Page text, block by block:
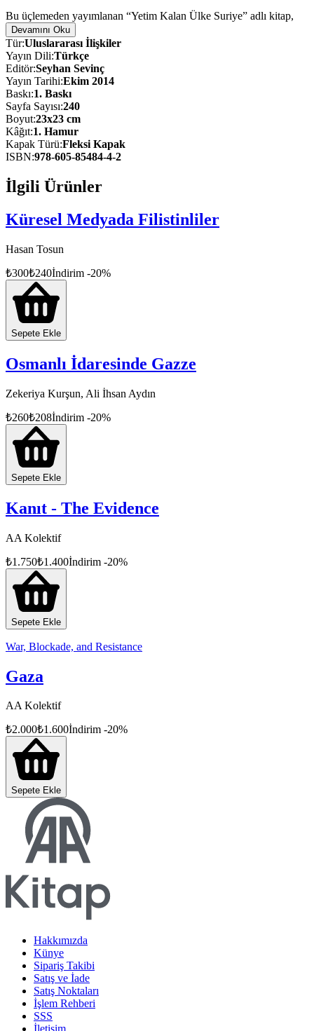
Bu üçlemeden yayımlanan “Yetim Kalan Ülke Suriye” adlı kitap,
AA’nın usta foto muhabirlerinin çektiği etkileyici fotoğraflar
eşliğinde Suriye’de yaşanan insanlık dramını anlatıyor. AA
muhabirlerinin tanıklıklarına da yer verilen eser, ayrıca ülkenin
tarihsel arka planını anlatan kronolojik (10 Ağustos 2014’e kadar)
bilgileri de kapsıyor. Çalışma; Türkçe, Arapça ve İngilizce üç ayrı
edisyon olarak hazırlandı.
Devamını Oku
Tür:Uluslararası İlişkiler
Yayın Dili:Türkçe
Editör:Seyhan Sevinç
Yayın Tarihi:Ekim 2014
Baskı:1. Baskı
Sayfa Sayısı:240
Boyut:23x23 cm
Kâğıt:1. Hamur
Kapak Türü:Fleksi Kapak
ISBN:978-605-85484-4-2
İlgili Ürünler
Küresel Medyada Filistinliler
Hasan Tosun
₺300₺240İndirim -20%
Sepete Ekle
Osmanlı İdaresinde Gazze
Zekeriya Kurşun, Ali İhsan Aydın
₺260₺208İndirim -20%
Sepete Ekle
Kanıt - The Evidence
AA Kolektif
₺1.750₺1.400İndirim -20%
Sepete Ekle
War, Blockade, and Resistance
Gaza
AA Kolektif
₺2.000₺1.600İndirim -20%
Sepete Ekle
Hakkımızda
Künye
Sipariş Takibi
Satış ve İade
Satış Noktaları
İşlem Rehberi
SSS
İletişim